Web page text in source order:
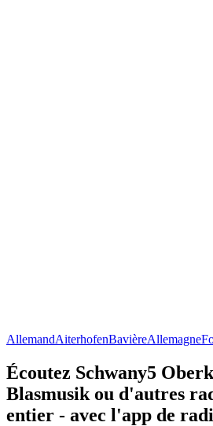
AllemandAiterhofenBavièreAllemagne
Écoutez Schwany5
Blasmusik ou d'autres
entier - avec l'app de